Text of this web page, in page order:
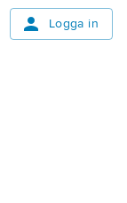
Logga in